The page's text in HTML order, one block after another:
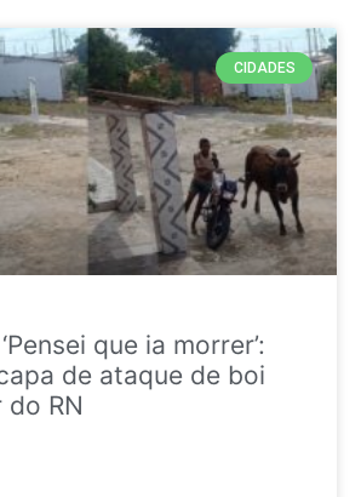
CIDADES
que ia morrer’:
de ataque de boi
RN